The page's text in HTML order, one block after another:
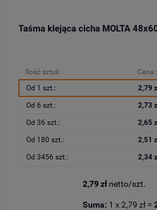
Taśma klejąca cicha MOLTA
Ilość sztuk
Cena
Od 1 szt.:
2,79
Od 6 szt.: 2,73
Od 36 szt.: 2,65
Od 180 szt.: 2,51
Od 3456 szt.: 2,34
2,79 zł netto/szt.
Suma: 1 x2,79 zł =